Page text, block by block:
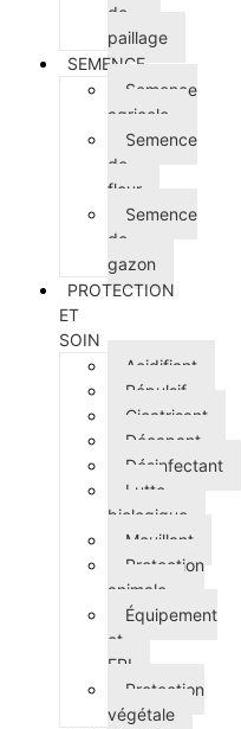
de
paillage
SEMENCE
Semence
agricole
Semence
de
fleur
Semence
de
gazon
PROTECTION
ET
SOIN
Acidifiant
Répulsif
Cicatrisant
Décapant
Désinfectant
Lutte
biologique
Mouillant
Protection
animale
Équipement
et
EPI
Protection
végétale